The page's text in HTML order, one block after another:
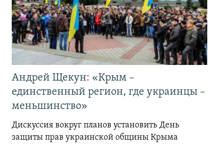
Андрей Щекун: «Крым –
единственный регион, где украинцы –
меньшинство»
Дискуссия вокруг планов установить День
защиты прав украинской общины Крыма